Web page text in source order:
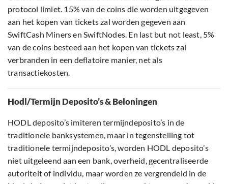
protocol limiet. 15% van de coins die worden uitgegeven
aan het kopen van tickets zal worden gegeven aan
SwiftCash Miners en SwiftNodes. En last but not least, 5%
van de coins besteed aan het kopen van tickets zal
verbranden in een deflatoire manier, net als
transactiekosten.
Hodl/Termijn Deposito’s & Beloningen
HODL deposito’s imiteren termijndeposito’s in de
traditionele banksystemen, maar in tegenstelling tot
traditionele termijndeposito’s, worden HODL deposito’s
niet uitgeleend aan een bank, overheid, gecentraliseerde
autoriteit of individu, maar worden ze vergrendeld in de